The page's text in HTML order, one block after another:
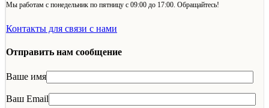
Мы работам с понедельник по пятницу с 09:00 до 17:00. Обращайтесь!
Контакты для связи с нами
Отправить нам сообщение
Ваше имя
Ваш Email